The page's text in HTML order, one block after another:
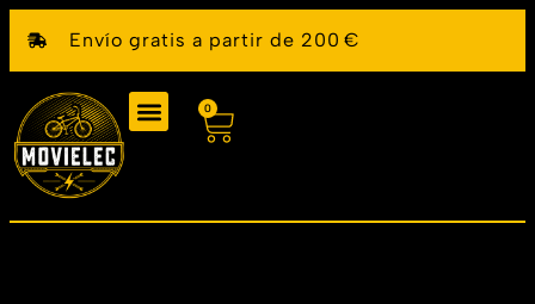
Envío gratis a partir de 200 €
0